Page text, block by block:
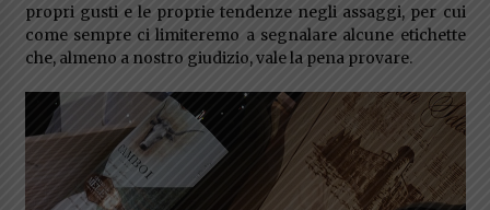
propri gusti e le proprie tendenze negli assaggi, per cui
come sempre ci limiteremo a segnalare alcune etichette
che, almeno a nostro giudizio, vale la pena provare.